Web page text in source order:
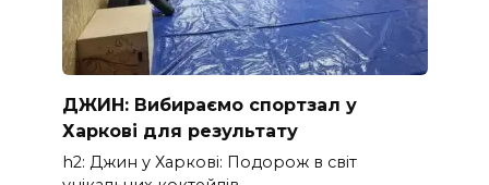
ДЖИН: Вибираємо спортзал у
Харкові для результату
h2: Джин у Харкові: Подорож в світ